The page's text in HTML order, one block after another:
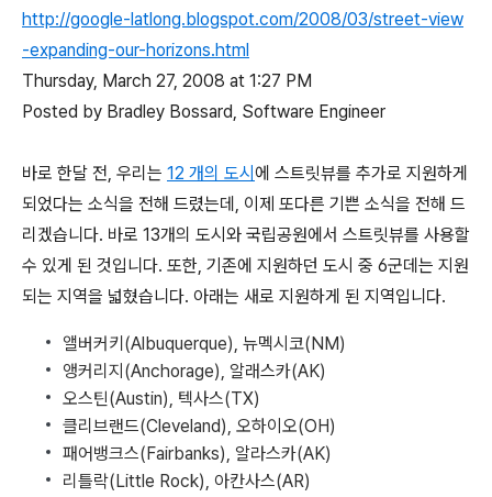
http://google-latlong.blogspot.com/2008/03/street-view
-expanding-our-horizons.html
Thursday, March 27, 2008 at 1:27 PM
Posted by Bradley Bossard, Software Engineer
바로 한달 전, 우리는 12 개의 도시 에 스트릿뷰를 추가로 지원하게
되었다는 소식을 전해 드렸는데, 이제 또다른 기쁜 소식을 전해 드
리겠습니다. 바로 13개의 도시와 국립공원에서 스트릿뷰를 사용할
수 있게 된 것입니다. 또한, 기존에 지원하던 도시 중 6군데는 지원
되는 지역을 넓혔습니다. 아래는 새로 지원하게 된 지역입니다.
앨버커키(Albuquerque), 뉴멕시코(NM)
앵커리지(Anchorage), 알래스카(AK)
오스틴(Austin), 텍사스(TX)
클리브랜드(Cleveland), 오하이오(OH)
패어뱅크스(Fairbanks), 알라스카(AK)
리틀락(Little Rock), 아칸사스(AR)